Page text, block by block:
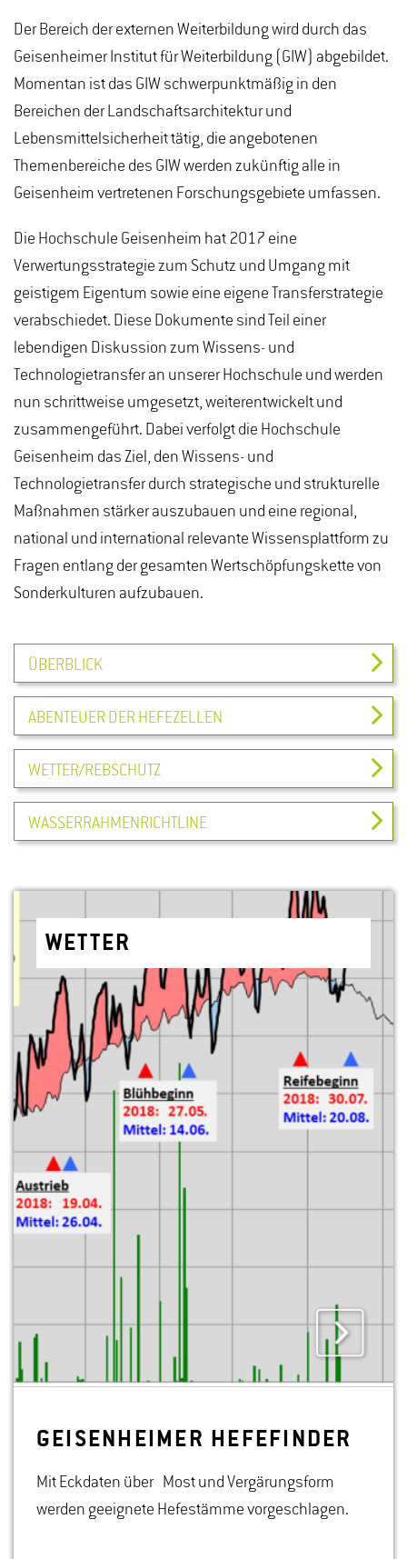
Der Bereich der externen Weiterbildung wird durch das
Geisenheimer Institut für Weiterbildung (GIW) abgebildet.
Momentan ist das GIW schwerpunktmäßig in den
Bereichen der Landschaftsarchitektur und
Lebensmittelsicherheit tätig, die angebotenen
Themenbereiche des GIW werden zukünftig alle in
Geisenheim vertretenen Forschungsgebiete umfassen.
Die Hochschule Geisenheim hat 2017 eine
Verwertungsstrategie zum Schutz und Umgang mit
geistigem Eigentum sowie eine eigene Transferstrategie
verabschiedet. Diese Dokumente sind Teil einer
lebendigen Diskussion zum Wissens- und
Technologietransfer an unserer Hochschule und werden
nun schrittweise umgesetzt, weiterentwickelt und
zusammengeführt. Dabei verfolgt die Hochschule
Geisenheim das Ziel, den Wissens- und
Technologietransfer durch strategische und strukturelle
Maßnahmen stärker auszubauen und eine regional,
national und international relevante Wissensplattform zu
Fragen entlang der gesamten Wertschöpfungskette von
Sonderkulturen aufzubauen.
ÜBERBLICK
ABENTEUER DER HEFEZELLEN
WETTER/REBSCHUTZ
WASSERRAHMENRICHTLINE
WET­TER
GEI­SEN­HEI­MER HE­FE­FIN­DER
Mit Eckdaten über Most und Vergärungsform
werden geeignete Hefestämme vorgeschlagen.